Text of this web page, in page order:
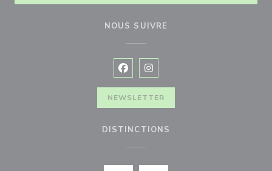
NOUS SUIVRE
Facebook ((ouvre une nouvelle
Instagram ((ouvre une
NEWSLETTER
DISTINCTIONS